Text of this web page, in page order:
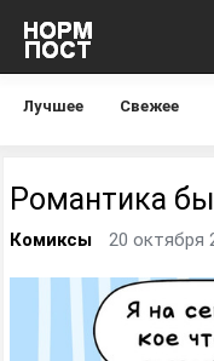
Лучшее Свежее
Романтика
Комиксы 20 октября